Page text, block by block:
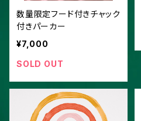
数量限定フード付きチャック
付きパーカー
¥7,000
SOLD OUT